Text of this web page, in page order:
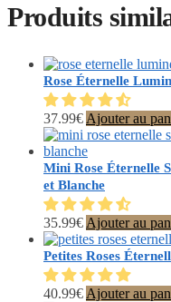
Produits
Rose Éternelle
37.99€ Ajouter au
Mini Rose Éternelle
et Blanche
35.99€ Ajouter au
Petites Roses
40.99€ Ajouter au